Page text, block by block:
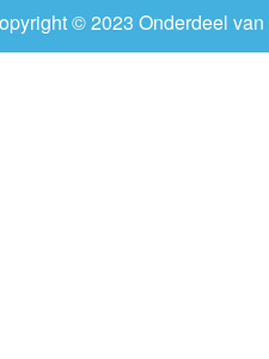
© 2023 Onderdeel van